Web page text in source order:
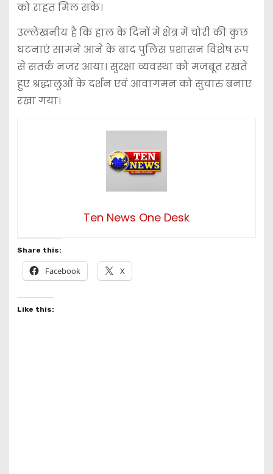
को राहत मिल सके।
उल्लेखनीय है कि हाल के दिनों में क्षेत्र में चोरी की कुछ
घटनाएं सामने आने के बाद पुलिस प्रशासन विशेष रूप
से सतर्क नजर आया। सुरक्षा व्यवस्था को मजबूत रखते
हुए श्रद्धालुओं के दर्शन एवं आवागमन को सुचारु बनाए
रखा गया।
Ten News One Desk
Share this:
Facebook X
Like this: